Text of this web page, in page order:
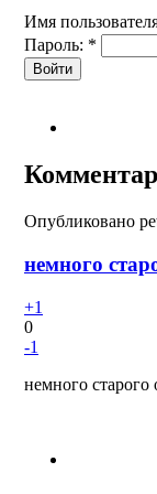
Имя
Пароль: *
Опубликовано
немного
+1
0
-1
немного старого